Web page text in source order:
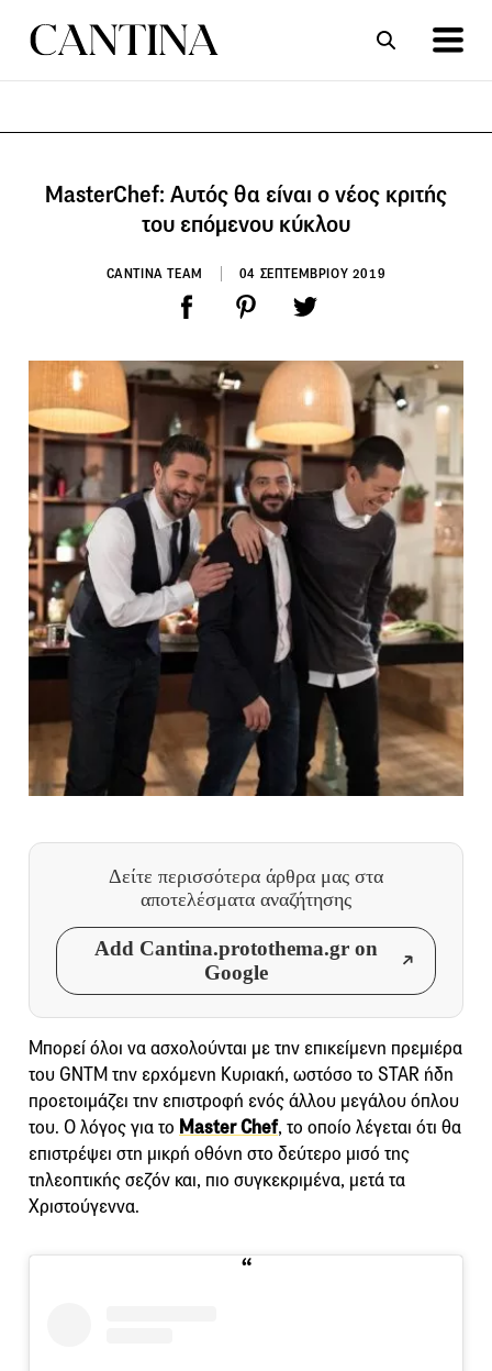
MasterChef: Αυτός θα είναι ο νέος κριτής
του επόμενου κύκλου
CANTINA TEAM 04 ΣΕΠΤΕΜΒΡΙΟΥ 2019
Δείτε περισσότερα άρθρα μας στα
αποτελέσματα αναζήτησης
Add Cantina.protothema.gr on
Google
Μπορεί όλοι να ασχολούνται με την επικείμενη πρεμιέρα
του GNTM την ερχόμενη Κυριακή, ωστόσο το STAR ήδη
προετοιμάζει την επιστροφή ενός άλλου μεγάλου όπλου
του. Ο λόγος για το Μaster Chef, το οποίο λέγεται ότι θα
επιστρέψει στη μικρή οθόνη στο δεύτερο μισό της
τηλεοπτικής σεζόν και, πιο συγκεκριμένα, μετά τα
Χριστούγεννα.